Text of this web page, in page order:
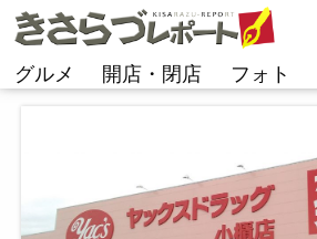
コ
ン
ン
グルメ 開店・閉店 フォト